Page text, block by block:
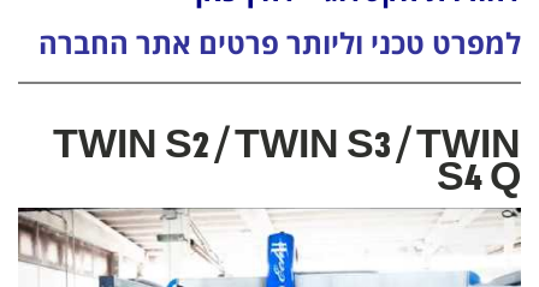
למפרט טכני וליותר פרטים אתר החברה
TWIN S2 / TWIN S3 / TWIN
S4 Q